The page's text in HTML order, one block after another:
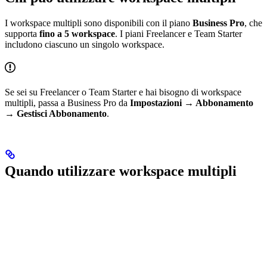
I workspace multipli sono disponibili con il piano Business Pro, che
supporta fino a 5 workspace. I piani Freelancer e Team Starter
includono ciascuno un singolo workspace.
Se sei su Freelancer o Team Starter e hai bisogno di workspace
multipli, passa a Business Pro da Impostazioni → Abbonamento
→ Gestisci Abbonamento.
Quando utilizzare workspace multipli